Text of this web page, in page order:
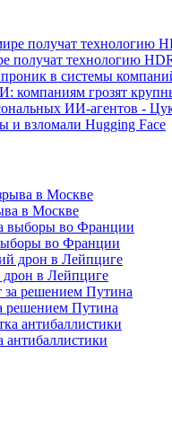
получат технологию
в системы
компаниям грозят
ИИ-агентов -
взломали Hugging Face
в Москве
во Франции
в Лейпциге
решением Путина
антибаллистики